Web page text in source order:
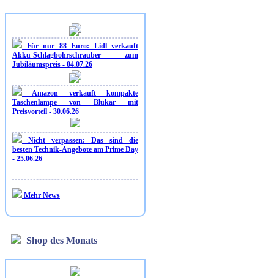
Für nur 88 Euro: Lidl verkauft
Akku-Schlagbohrschrauber zum
Jubiläumspreis - 04.07.26
Amazon verkauft kompakte
Taschenlampe von Blukar mit
Preisvorteil - 30.06.26
Nicht verpassen: Das sind die
besten Technik-Angebote am Prime Day
- 25.06.26
Mehr News
Shop des Monats